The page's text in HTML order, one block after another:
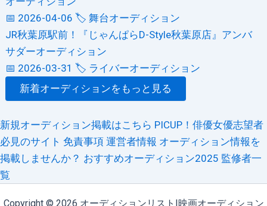
📅 2026-04-06 🏷️ 舞台オーディション
JR秋葉原駅前！『じゃんぱらD-Style秋葉原店』アンバ
サダーオーディション
📅 2026-03-31 🏷️ ライバーオーディション
新着オーディションをもっと見る
新規オーディション掲載はこちら PICUP！俳優女優志望者
必見のサイト 免責事項 運営者情報 オーディション情報を
掲載しませんか？ おすすめオーディション2025 監修者一
覧
Copyright © 2026 オーディションリスト|映画オーディション